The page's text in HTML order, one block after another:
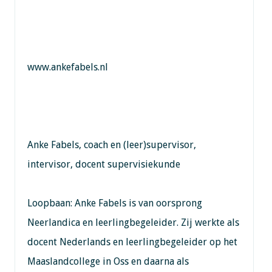
www.ankefabels.nl
Anke Fabels, coach en (leer)supervisor,
intervisor, docent supervisiekunde
Loopbaan: Anke Fabels is van oorsprong
Neerlandica en leerlingbegeleider. Zij werkte als
docent Nederlands en leerlingbegeleider op het
Maaslandcollege in Oss en daarna als